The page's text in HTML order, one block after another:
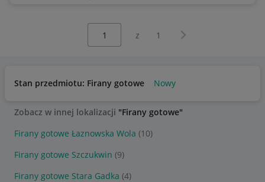
z 1 Następna strona
Stan przedmiotu: Firany gotowe Nowy
Zobacz w innej lokalizacji "Firany gotowe"
Firany gotowe Łaznowska Wola (10)
Firany gotowe Szczukwin (9)
Firany gotowe Stara Gadka (4)